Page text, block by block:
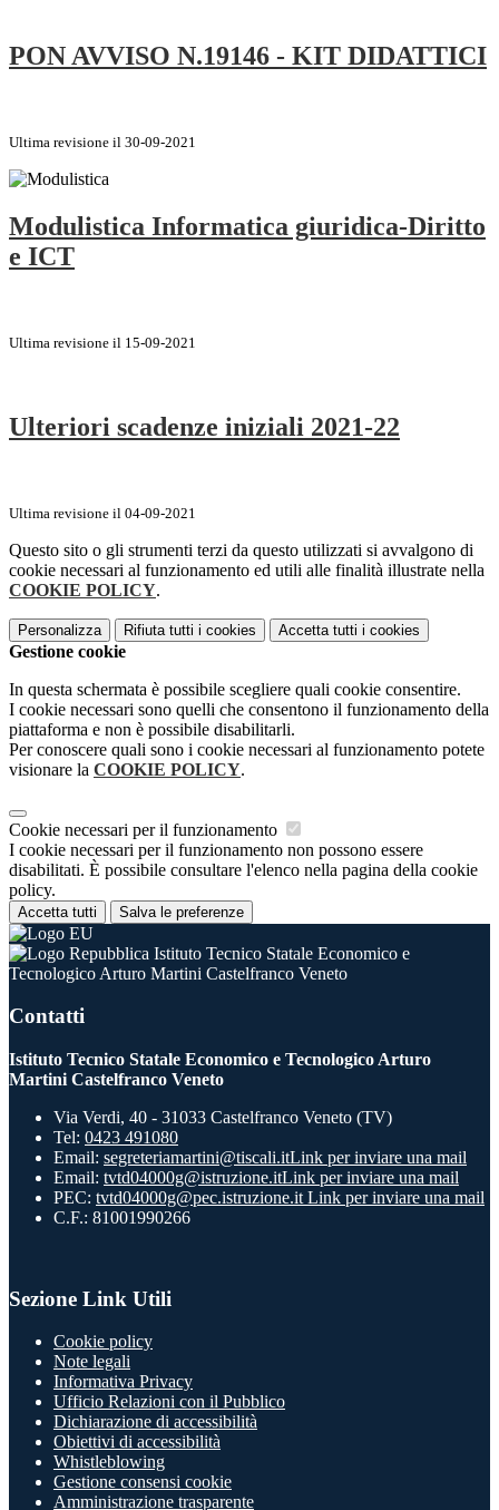
PON AVVISO N.19146 - KIT DIDATTICI
Ultima revisione il 30-09-2021
Modulistica Informatica giuridica-Diritto
e ICT
Ultima revisione il 15-09-2021
Ulteriori scadenze iniziali 2021-22
Ultima revisione il 04-09-2021
Questo sito o gli strumenti terzi da questo utilizzati si avvalgono di
cookie necessari al funzionamento ed utili alle finalità illustrate nella
COOKIE POLICY.
Personalizza Rifiuta tutti i cookies Accetta tutti i cookies
Gestione cookie
In questa schermata è possibile scegliere quali cookie consentire.
I cookie necessari sono quelli che consentono il funzionamento della
piattaforma e non è possibile disabilitarli.
Per conoscere quali sono i cookie necessari al funzionamento potete
visionare la COOKIE POLICY.
Cookie necessari per il funzionamento
I cookie necessari per il funzionamento non possono essere
disabilitati. È possibile consultare l'elenco nella pagina della cookie
policy.
Accetta tutti Salva le preferenze
Istituto Tecnico Statale Economico e
Tecnologico Arturo Martini Castelfranco Veneto
Contatti
Istituto Tecnico Statale Economico e Tecnologico Arturo
Martini Castelfranco Veneto
Via Verdi, 40 - 31033 Castelfranco Veneto (TV)
Tel: 0423 491080
Email: segreteriamartini@tiscali.itLink per inviare una mail
Email: tvtd04000g@istruzione.itLink per inviare una mail
PEC: tvtd04000g@pec.istruzione.it Link per inviare una mail
C.F.: 81001990266
Sezione Link Utili
Cookie policy
Note legali
Informativa Privacy
Ufficio Relazioni con il Pubblico
Dichiarazione di accessibilità
Obiettivi di accessibilità
Whistleblowing
Gestione consensi cookie
Amministrazione trasparente